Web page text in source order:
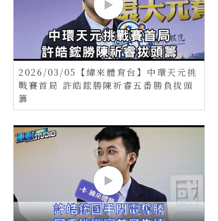
2026/03/05【緯來體育台】中環天元挑
戰賽首局 許皓鋐勝陳祈睿五番勝負拔頭
籌